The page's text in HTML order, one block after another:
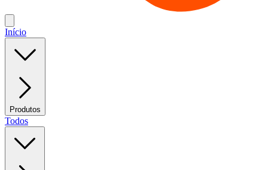
Início
Produtos
Todos